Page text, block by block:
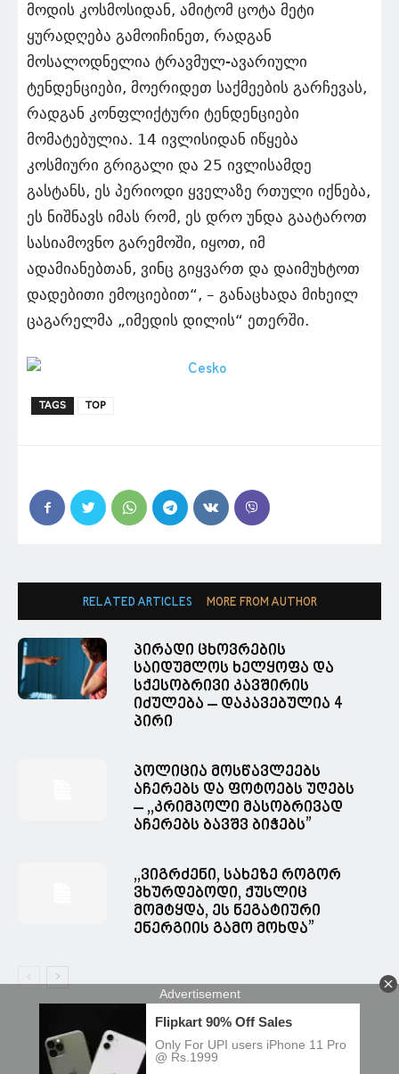
მოდის კოსმოსიდან, ამიტომ ცოტა მეტი
ყურადღება გამოიჩინეთ, რადგან
მოსალოდნელია ტრავმულ-ავარიული
ტენდენციები, მოერიდეთ საქმეების გარჩევას,
რადგან კონფლიქტური ტენდენციები
მომატებულია. 14 ივლისიდან იწყება
კოსმიური გრიგალი და 25 ივლისამდე
გასტანს, ეს პერიოდი ყველაზე რთული იქნება,
ეს ნიშნავს იმას რომ, ეს დრო უნდა გაატაროთ
სასიამოვნო გარემოში, იყოთ, იმ
ადამიანებთან, ვინც გიყვართ და დაიმუხტოთ
დადებითი ემოციებით“, – განაცხადა მიხეილ
ცაგარელმა „იმედის დილის“ ეთერში.
TAGS TOP
RELATED ARTICLES MORE FROM AUTHOR
პირადი ცხოვრების
საიდუმლოს ხელყოფა და
სქესობრივი კავშირის
იძულება – დაკავებულია 4
პირი
პოლიცია მოსწავლეებს
აჩერებს და ფოტოებს უღებს
– ,,კრიმპოლი მასობრივად
აჩერებს ბავშვ ბიჭებს”
,,ვიგრძენი, სახეზე როგორ
ვხურდებოდი, ქუსლიც
მომტყდა, ეს ნეგატიური
ენერგიის გამო მოხდა”
© Spacesnews • სფეისნიუსი